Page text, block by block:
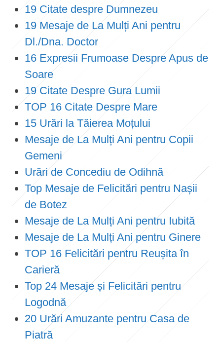
19 Citate despre Dumnezeu
19 Mesaje de La Mulți Ani pentru
Dl./Dna. Doctor
16 Expresii Frumoase Despre Apus de
Soare
19 Citate Despre Gura Lumii
TOP 16 Citate Despre Mare
15 Urări la Tăierea Moțului
Mesaje de La Mulți Ani pentru Copii
Gemeni
Urări de Concediu de Odihnă
Top Mesaje de Felicitări pentru Nașii
de Botez
Mesaje de La Mulți Ani pentru Iubită
Mesaje de La Mulți Ani pentru Ginere
TOP 16 Felicitări pentru Reușita în
Carieră
Top 24 Mesaje și Felicitări pentru
Logodnă
20 Urări Amuzante pentru Casa de
Piatră